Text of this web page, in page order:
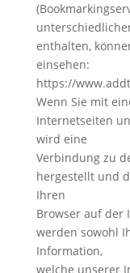
enthalten,
einsehen:
https://
Wenn Sie mit
Internetseiten
wird eine
Verbindung zu
hergestellt und
Ihren
Browser auf der
werden sowohl
Information,
welche unserer